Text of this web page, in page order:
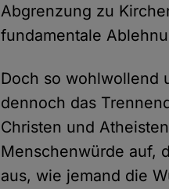
Abgrenzung zu
fundamentale
Doch so wohlwollend
dennoch das
Christen und
Menschenwürde auf,
aus, wie jemand die